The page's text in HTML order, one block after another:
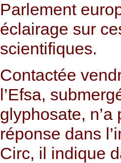
Parlement
éclairage sur
scientifiques.
Contactée
l’Efsa,
glyphosate,
réponse dans
Circ, il indique